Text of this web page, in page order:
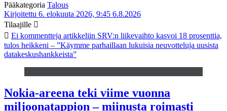
Pääkategoria Talous
Kirjoitettu 6. elokuuta 2026, 9:45 6.8.2026
Tilaajille
Ei kommentteja artikkeliin SRV:n liikevaihto kasvoi 18 prosenttia,
tulos heikkeni – ”Käymme parhaillaan lukuisia neuvotteluja uusista
datakeskushankkeista”
Nokia-areena teki viime vuonna
miljoonatappion – miinusta roimasti